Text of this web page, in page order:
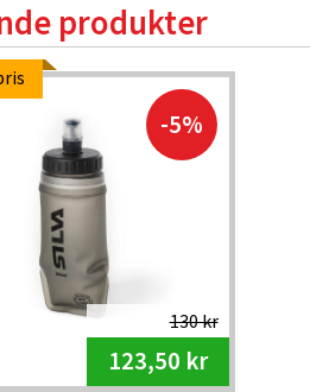
produkter
-5%
130 kr
123,50 kr